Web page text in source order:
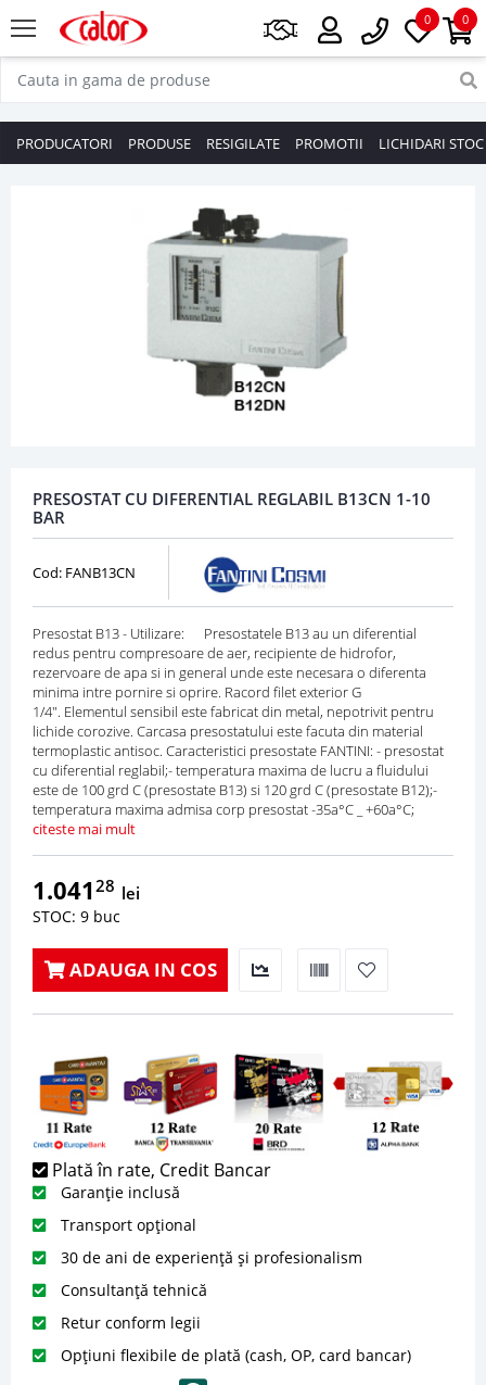
0
0
PRODUCATORI PRODUSE RESIGILATE PROMOTII LICHIDARI STOC
PRESOSTAT CU DIFERENTIAL REGLABIL B13CN 1-10
BAR
Cod: FANB13CN
Presostat B13 - Utilizare: Presostatele B13 au un diferential
redus pentru compresoare de aer, recipiente de hidrofor,
rezervoare de apa si in general unde este necesara o diferenta
minima intre pornire si oprire. Racord filet exterior G
1/4". Elementul sensibil este fabricat din metal, nepotrivit pentru
lichide corozive. Carcasa presostatului este facuta din material
termoplastic antisoc. Caracteristici presostate FANTINI: - presostat
cu diferential reglabil;- temperatura maxima de lucru a fluidului
este de 100 grd C (presostate B13) si 120 grd C (presostate B12);-
temperatura maxima admisa corp presostat -35a°C _ +60a°C;
citeste mai mult
1.04128 lei
STOC: 9 buc
ADAUGA IN COS
Plată în rate, Credit Bancar
Garanție inclusă
Transport opțional
30 de ani de experiență și profesionalism
Consultanță tehnică
Retur conform legii
Opțiuni flexibile de plată (cash, OP, card bancar)